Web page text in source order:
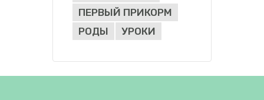
ПЕРВЫЙ ПРИКОРМ
РОДЫ
УРОКИ